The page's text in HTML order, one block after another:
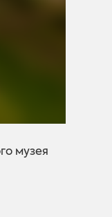
музея